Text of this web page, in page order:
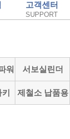
고객센터
SUPPORT
워 서보실린더
제철소 납품용